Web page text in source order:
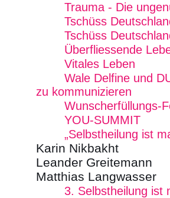
Trauma - Die
Tschüss
Tschüss
Überfliessende
Vitales Leben
Wale Delfine und
zu kommunizieren
Wunscherfüllungs-
YOU-SUMMIT
„Selbstheilung ist
Karin Nikbakht
Leander Greitemann
Matthias Langwasser
3. Selbstheilung ist